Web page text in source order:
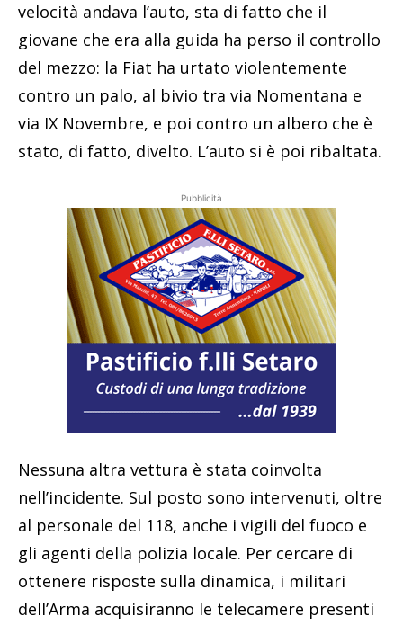
velocità andava l’auto, sta di fatto che il
giovane che era alla guida ha perso il controllo
del mezzo: la Fiat ha urtato violentemente
contro un palo, al bivio tra via Nomentana e
via IX Novembre, e poi contro un albero che è
stato, di fatto, divelto. L’auto si è poi ribaltata.
Pubblicità
Nessuna altra vettura è stata coinvolta
nell’incidente. Sul posto sono intervenuti, oltre
al personale del 118, anche i vigili del fuoco e
gli agenti della polizia locale. Per cercare di
ottenere risposte sulla dinamica, i militari
dell’Arma acquisiranno le telecamere presenti